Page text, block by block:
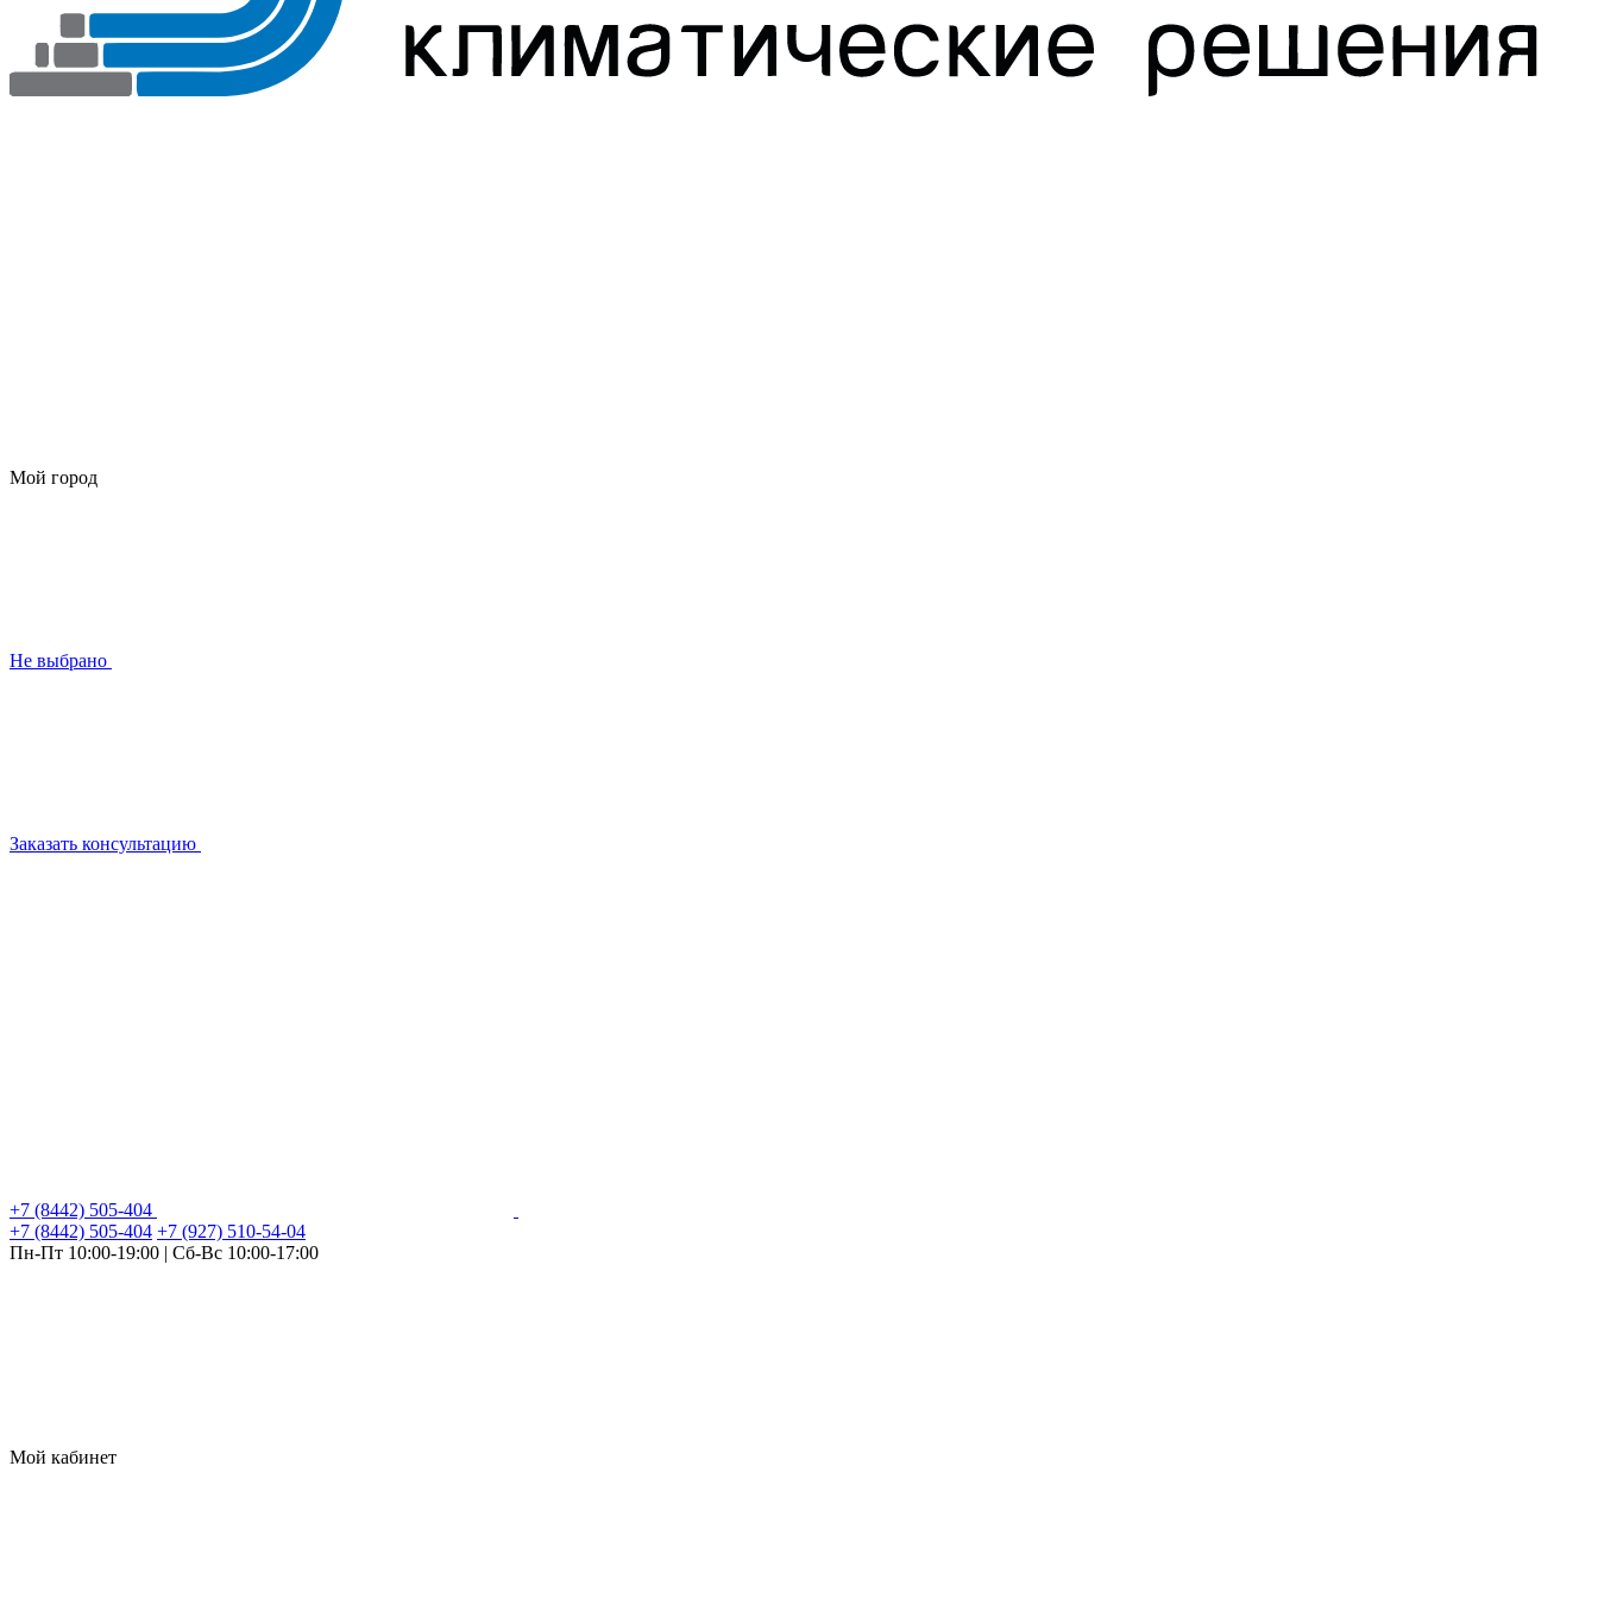
Мой город
Не выбрано
Заказать консультацию
+7 (8442) 505-404
+7 (8442) 505-404 +7 (927) 510-54-04
Пн-Пт 10:00-19:00 | Сб-Вс 10:00-17:00
Мой кабинет